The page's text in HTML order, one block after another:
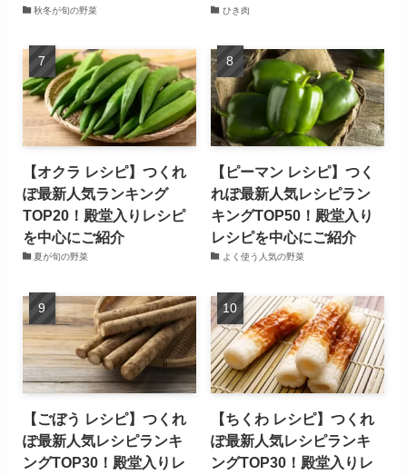
秋冬が旬の野菜 ひき肉
【オクラ レシピ】つくれ
ぽ最新人気ランキング
TOP20！殿堂入りレシピ
を中心にご紹介
夏が旬の野菜
【ピーマン レシピ】つく
れぽ最新人気レシピラン
キングTOP50！殿堂入り
レシピを中心にご紹介
よく使う人気の野菜
【ごぼう レシピ】つくれ
ぽ最新人気レシピランキ
ングTOP30！殿堂入りレ
【ちくわ レシピ】つくれ
ぽ最新人気レシピランキ
ングTOP30！殿堂入りレ